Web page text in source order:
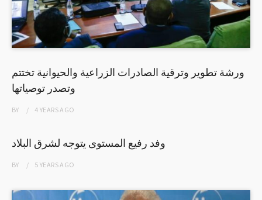
ورشة تطوير وترقية الصادرات الزراعية والحيوانية تختتم
وتصدر توصياتها
BY 4 YEARSAGO
وفد رفيع المستوى يتوجه لشرق البلاد
BY 5 YEARSAGO